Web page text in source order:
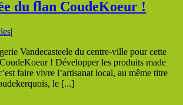
du flan CoudeKoeur !
|
Vandecasteele du centre-ville pour cette
! Développer les produits made
faire vivre l’artisanat local, au même titre
le [...]